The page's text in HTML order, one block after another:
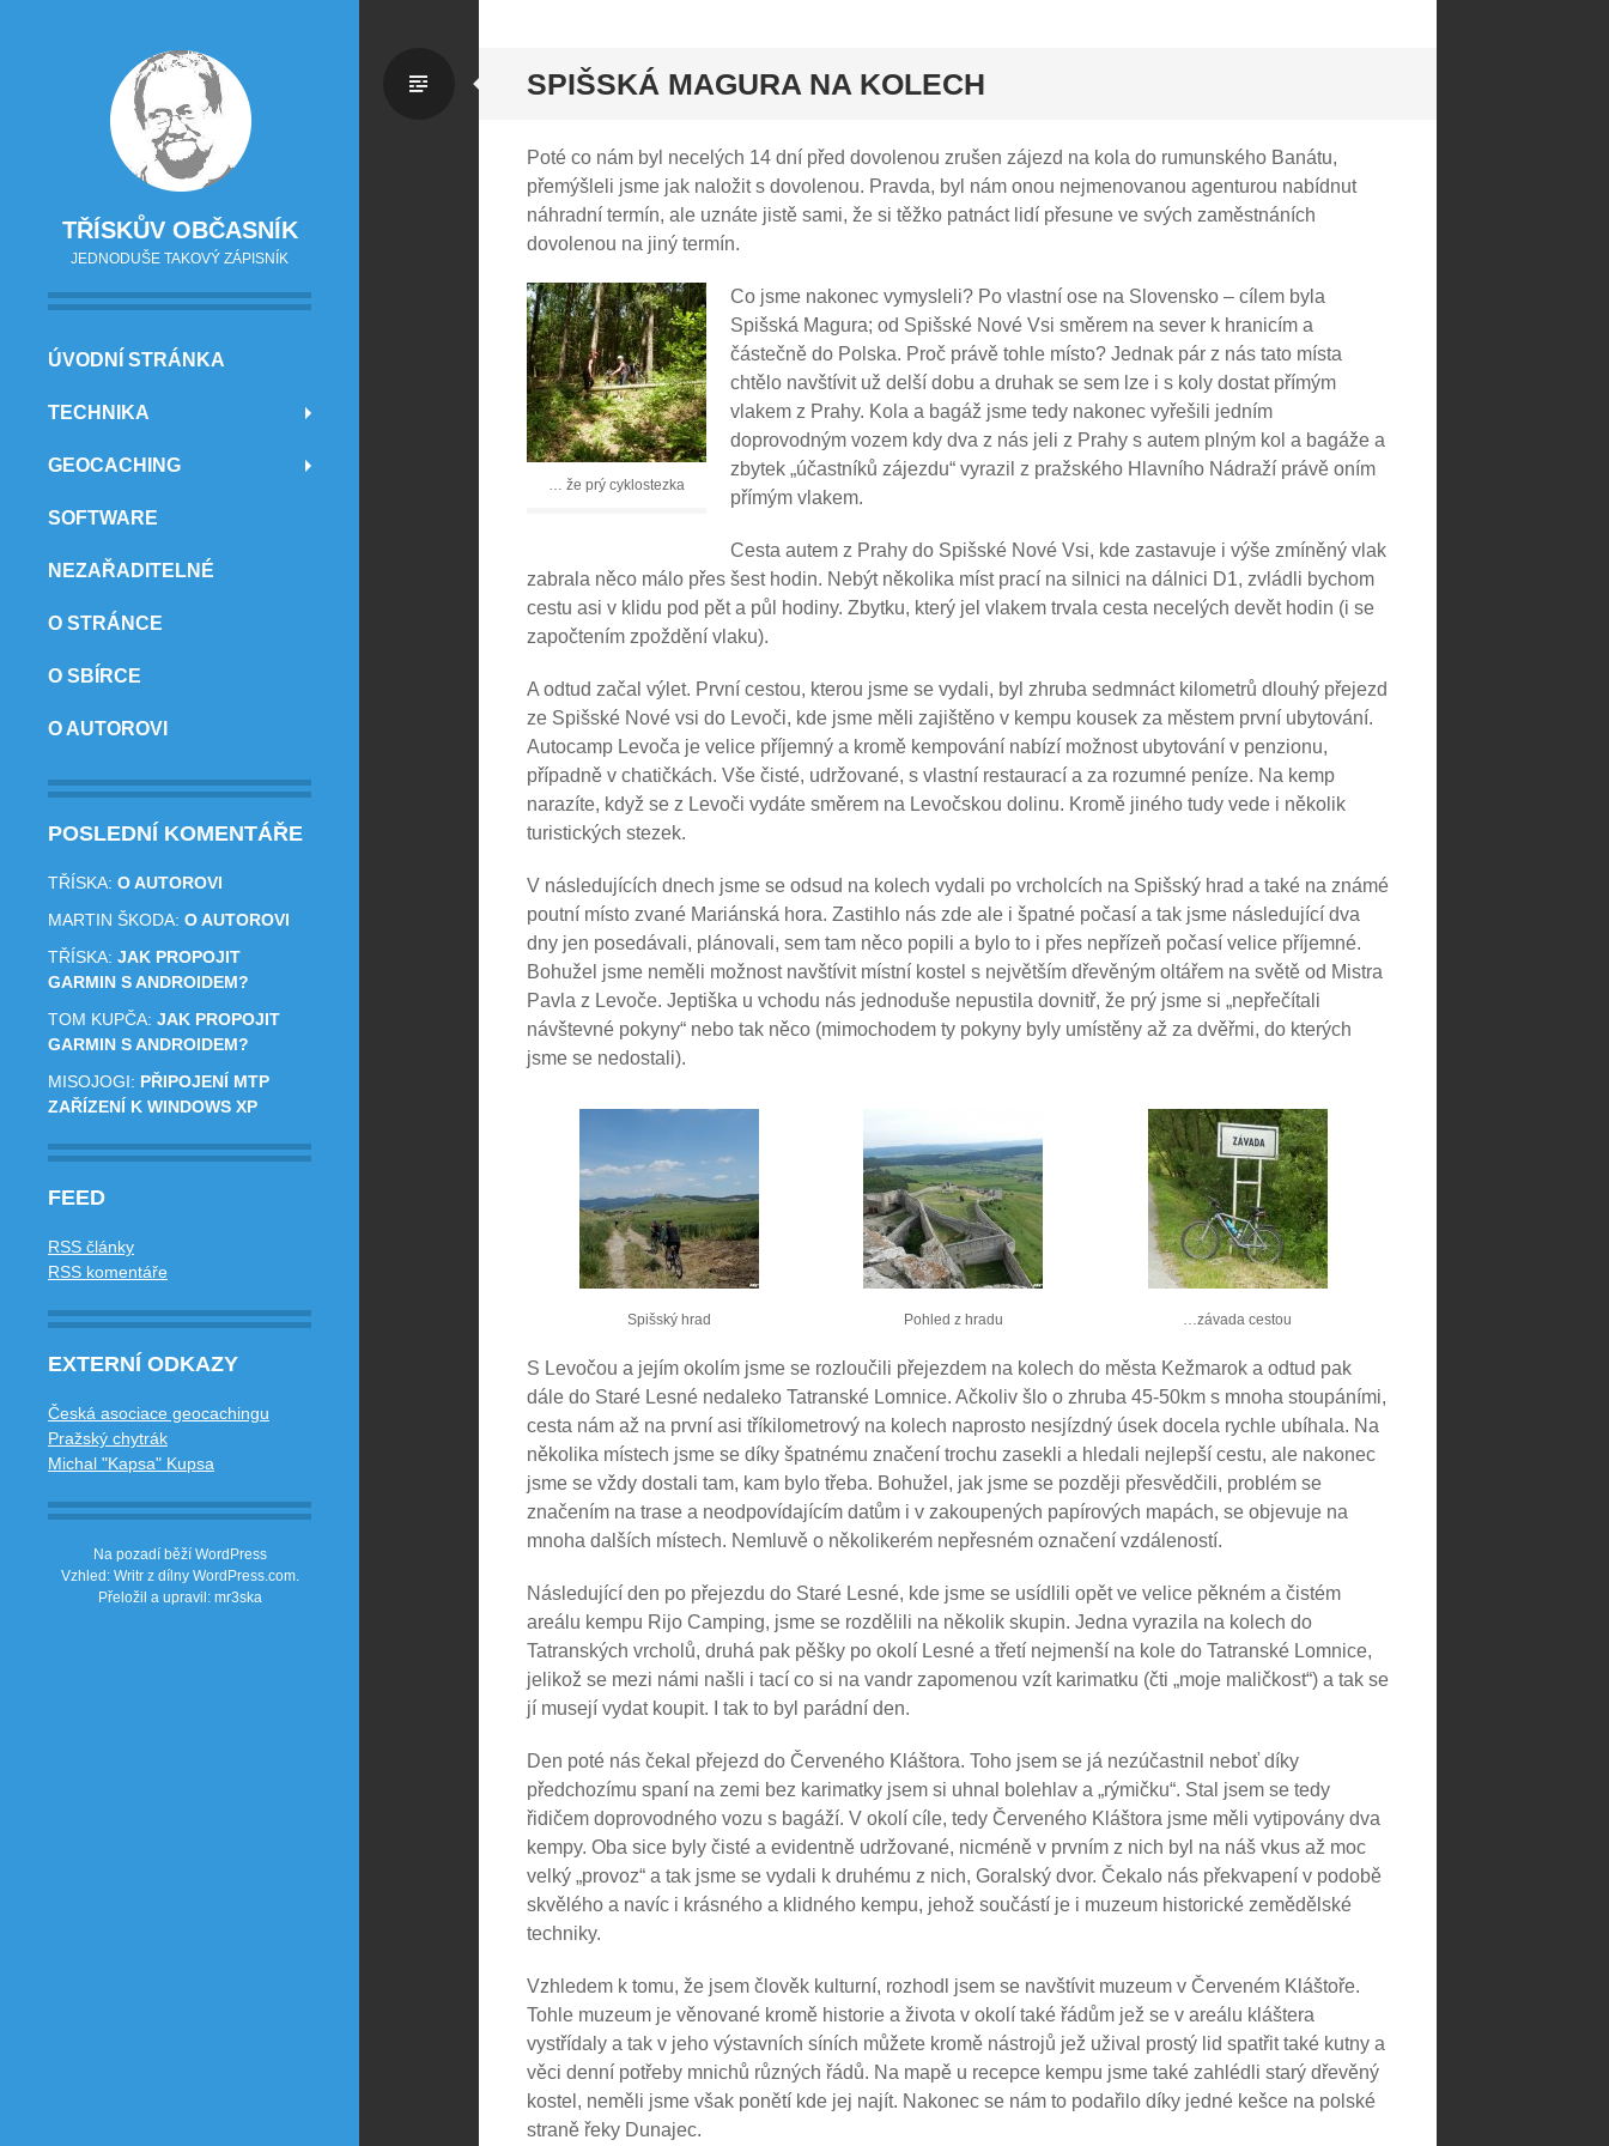
TŘÍSKŮV OBČASNÍK
JEDNODUŠE TAKOVÝ ZÁPISNÍK
PŘEJÍT NA OBSAH
ÚVODNÍ STRÁNKA
TECHNIKA
GEOCACHING
SOFTWARE
NEZAŘADITELNÉ
O STRÁNCE
O SBÍRCE
O AUTOROVI
POSLEDNÍ KOMENTÁŘE
TŘÍSKA: O AUTOROVI
MARTIN ŠKODA: O AUTOROVI
TŘÍSKA: JAK PROPOJIT
GARMIN S ANDROIDEM?
TOM KUPČA: JAK PROPOJIT
GARMIN S ANDROIDEM?
MISOJOGI: PŘIPOJENÍ MTP
ZAŘÍZENÍ K WINDOWS XP
FEED
RSS články
RSS komentáře
EXTERNÍ ODKAZY
Česká asociace geocachingu
Pražský chytrák
Michal "Kapsa" Kupsa
Na pozadí běží WordPress
Vzhled: Writr z dílny WordPress.com.
Přeložil a upravil: mr3ska
SPIŠSKÁ MAGURA NA KOLECH
Standart
Poté co nám byl necelých 14 dní před dovolenou zrušen zájezd na kola do rumunského Banátu,
přemýšleli jsme jak naložit s dovolenou. Pravda, byl nám onou nejmenovanou agenturou nabídnut
náhradní termín, ale uznáte jistě sami, že si těžko patnáct lidí přesune ve svých zaměstnáních
dovolenou na jiný termín.
… že prý cyklostezka
Co jsme nakonec vymysleli? Po vlastní ose na Slovensko – cílem byla
Spišská Magura; od Spišské Nové Vsi směrem na sever k hranicím a
částečně do Polska. Proč právě tohle místo? Jednak pár z nás tato místa
chtělo navštívit už delší dobu a druhak se sem lze i s koly dostat přímým
vlakem z Prahy. Kola a bagáž jsme tedy nakonec vyřešili jedním
doprovodným vozem kdy dva z nás jeli z Prahy s autem plným kol a bagáže a
zbytek „účastníků zájezdu“ vyrazil z pražského Hlavního Nádraží právě oním
přímým vlakem.
Cesta autem z Prahy do Spišské Nové Vsi, kde zastavuje i výše zmíněný vlak
zabrala něco málo přes šest hodin. Nebýt několika míst prací na silnici na dálnici D1, zvládli bychom
cestu asi v klidu pod pět a půl hodiny. Zbytku, který jel vlakem trvala cesta necelých devět hodin (i se
započtením zpoždění vlaku).
A odtud začal výlet. První cestou, kterou jsme se vydali, byl zhruba sedmnáct kilometrů dlouhý přejezd
ze Spišské Nové vsi do Levoči, kde jsme měli zajištěno v kempu kousek za městem první ubytování.
Autocamp Levoča je velice příjemný a kromě kempování nabízí možnost ubytování v penzionu,
případně v chatičkách. Vše čisté, udržované, s vlastní restaurací a za rozumné peníze. Na kemp
narazíte, když se z Levoči vydáte směrem na Levočskou dolinu. Kromě jiného tudy vede i několik
turistických stezek.
V následujících dnech jsme se odsud na kolech vydali po vrcholcích na Spišský hrad a také na známé
poutní místo zvané Mariánská hora. Zastihlo nás zde ale i špatné počasí a tak jsme následující dva
dny jen posedávali, plánovali, sem tam něco popili a bylo to i přes nepřízeň počasí velice příjemné.
Bohužel jsme neměli možnost navštívit místní kostel s největším dřevěným oltářem na světě od Mistra
Pavla z Levoče. Jeptiška u vchodu nás jednoduše nepustila dovnitř, že prý jsme si „nepřečítali
návštevné pokyny“ nebo tak něco (mimochodem ty pokyny byly umístěny až za dvěřmi, do kterých
jsme se nedostali).
Spišský hrad Pohled z hradu …závada cestou
S Levočou a jejím okolím jsme se rozloučili přejezdem na kolech do města Kežmarok a odtud pak
dále do Staré Lesné nedaleko Tatranské Lomnice. Ačkoliv šlo o zhruba 45-50km s mnoha stoupáními,
cesta nám až na první asi tříkilometrový na kolech naprosto nesjízdný úsek docela rychle ubíhala. Na
několika místech jsme se díky špatnému značení trochu zasekli a hledali nejlepší cestu, ale nakonec
jsme se vždy dostali tam, kam bylo třeba. Bohužel, jak jsme se později přesvědčili, problém se
značením na trase a neodpovídajícím datům i v zakoupených papírových mapách, se objevuje na
mnoha dalších místech. Nemluvě o několikerém nepřesném označení vzdáleností.
Následující den po přejezdu do Staré Lesné, kde jsme se usídlili opět ve velice pěkném a čistém
areálu kempu Rijo Camping, jsme se rozdělili na několik skupin. Jedna vyrazila na kolech do
Tatranských vrcholů, druhá pak pěšky po okolí Lesné a třetí nejmenší na kole do Tatranské Lomnice,
jelikož se mezi námi našli i tací co si na vandr zapomenou vzít karimatku (čti „moje maličkost“) a tak se
jí musejí vydat koupit. I tak to byl parádní den.
Den poté nás čekal přejezd do Červeného Kláštora. Toho jsem se já nezúčastnil neboť díky
předchozímu spaní na zemi bez karimatky jsem si uhnal bolehlav a „rýmičku“. Stal jsem se tedy
řidičem doprovodného vozu s bagáží. V okolí cíle, tedy Červeného Kláštora jsme měli vytipovány dva
kempy. Oba sice byly čisté a evidentně udržované, nicméně v prvním z nich byl na náš vkus až moc
velký „provoz“ a tak jsme se vydali k druhému z nich, Goralský dvor. Čekalo nás překvapení v podobě
skvělého a navíc i krásného a klidného kempu, jehož součástí je i muzeum historické zemědělské
techniky.
Vzhledem k tomu, že jsem člověk kulturní, rozhodl jsem se navštívit muzeum v Červeném Kláštoře.
Tohle muzeum je věnované kromě historie a života v okolí také řádům jež se v areálu kláštera
vystřídaly a tak v jeho výstavních síních můžete kromě nástrojů jež užival prostý lid spatřit také kutny a
věci denní potřeby mnichů různých řádů. Na mapě u recepce kempu jsme také zahlédli starý dřevěný
kostel, neměli jsme však ponětí kde jej najít. Nakonec se nám to podařilo díky jedné kešce na polské
straně řeky Dunajec.